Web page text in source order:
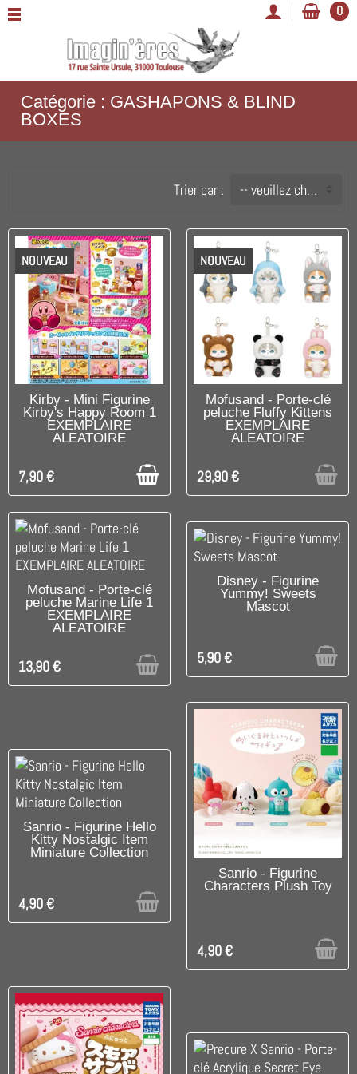
0
Catégorie : GASHAPONS & BLIND
BOXES
Trier par : -- veuillez choisir --
NOUVEAU
DISPONIBLE
Kirby - Mini Figurine
Kirby's Happy Room 1
EXEMPLAIRE
ALEATOIRE
7,90 €
NOUVEAU
RUPTURE DE STOCK
Mofusand - Porte-clé
peluche Fluffy Kittens
EXEMPLAIRE
ALEATOIRE
29,90 €
RUPTURE DE STOCK
Mofusand - Porte-clé
peluche Marine Life 1
EXEMPLAIRE
ALEATOIRE
13,90 €
UNIQUEMENT EN BOUTIQUE
Disney - Figurine
Yummy! Sweets
Mascot
5,90 €
UNIQUEMENT EN BOUTIQUE
Sanrio - Figurine Hello
Kitty Nostalgic Item
Miniature Collection
4,90 €
UNIQUEMENT EN BOUTIQUE
Sanrio - Figurine
Characters Plush Toy
4,90 €